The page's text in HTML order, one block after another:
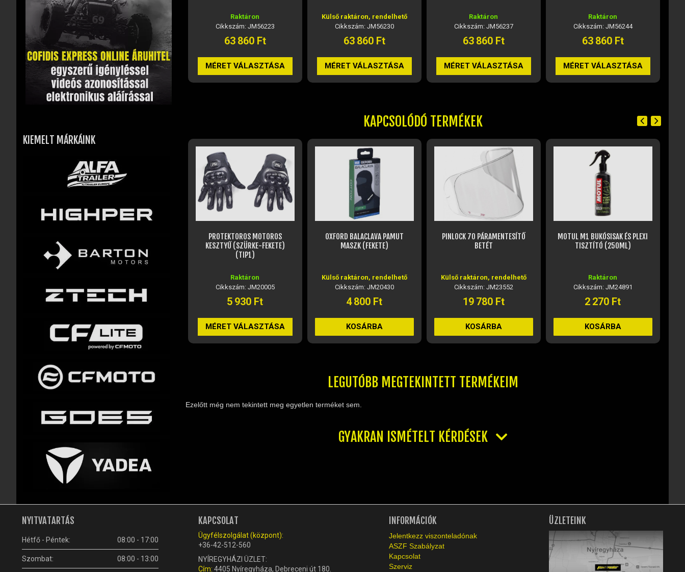
KIEMELT MÁRKÁINK
Raktáron
Cikkszám: JM56223
63 860 Ft
MÉRET VÁLASZTÁSA
Külső raktáron, rendelhető
Cikkszám: JM56230
63 860 Ft
MÉRET VÁLASZTÁSA
Raktáron
Cikkszám: JM56237
63 860 Ft
MÉRET VÁLASZTÁSA
Raktáron
Cikkszám: JM56244
63 860 Ft
MÉRET VÁLASZTÁSA
Raktáron
Cikkszám: JM56251
63 860 Ft
MÉRET VÁLASZTÁSA
KAPCSOLÓDÓ TERMÉKEK
PROTEKTOROS MOTOROS
KESZTYŰ (SZÜRKE-FEKETE)
(TIP1)
Raktáron
Cikkszám: JM20005
5 930 Ft
MÉRET VÁLASZTÁSA
OXFORD BALACLAVA PAMUT
MASZK (FEKETE)
Külső raktáron, rendelhető
Cikkszám: JM20430
4 800 Ft
KOSÁRBA
PINLOCK 70 PÁRAMENTESÍTŐ
BETÉT
Külső raktáron, rendelhető
Cikkszám: JM23552
19 780 Ft
KOSÁRBA
MOTUL M1 BUKÓSISAK ÉS PLEXI
TISZTÍTÓ (250ML)
Raktáron
Cikkszám: JM24891
2 270 Ft
KOSÁRBA
LEGUTÓBB MEGTEKINTETT TERMÉKEIM
Ezelőtt még nem tekintett meg egyetlen terméket sem.
GYAKRAN ISMÉTELT KÉRDÉSEK
NYITVATARTÁS
Hétfő - Péntek: 08:00 - 17:00
Szombat: 08:00 - 13:00
KAPCSOLAT
Ügyfélszolgálat (központ):
+36-42-512-560
NYÍREGYHÁZI ÜZLET:
Cím: 4405 Nyíregyháza, Debreceni út 180.
INFORMÁCIÓK
Jelentkezz viszonteladónak
ASZF Szabályzat
Kapcsolat
Szerviz
ÜZLETEINK